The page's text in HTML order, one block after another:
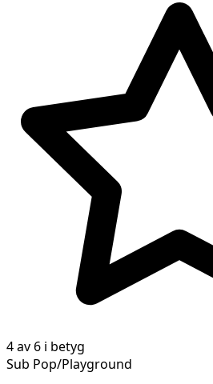
4 av 6 i betyg
Sub Pop/Playground